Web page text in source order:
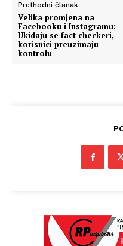
Info
O nama
Kontakt
Prethodni članak
Velika promjena na
Facebooku i Instagramu:
Ukidaju se fact checkeri,
korisnici preuzimaju
kontrolu